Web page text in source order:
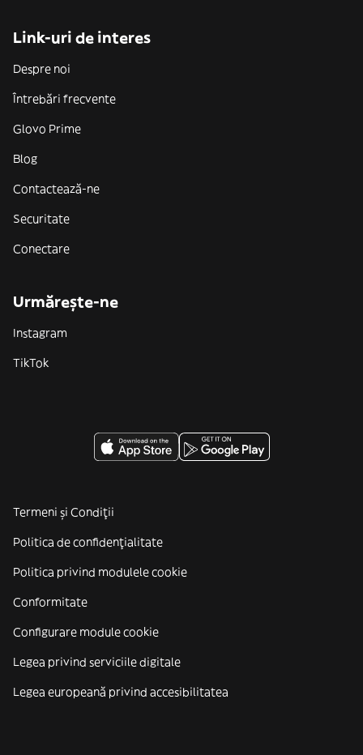
Link-uri de interes
Despre noi
Întrebări frecvente
Glovo Prime
Blog
Contactează-ne
Securitate
Conectare
Urmărește-ne
Instagram
TikTok
Termeni și Condiții
Politica de confidenţialitate
Politica privind modulele cookie
Conformitate
Configurare module cookie
Legea privind serviciile digitale
Legea europeană privind accesibilitatea